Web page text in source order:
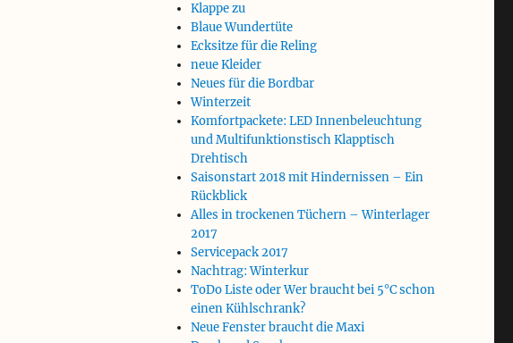
Klappe zu
Blaue Wundertüte
Ecksitze für die Reling
neue Kleider
Neues für die Bordbar
Winterzeit
Komfortpackete: LED Innenbeleuchtung
und Multifunktionstisch Klapptisch
Drehtisch
Saisonstart 2018 mit Hindernissen – Ein
Rückblick
Alles in trockenen Tüchern – Winterlager
2017
Servicepack 2017
Nachtrag: Winterkur
ToDo Liste oder Wer braucht bei 5°C schon
einen Kühlschrank?
Neue Fenster braucht die Maxi